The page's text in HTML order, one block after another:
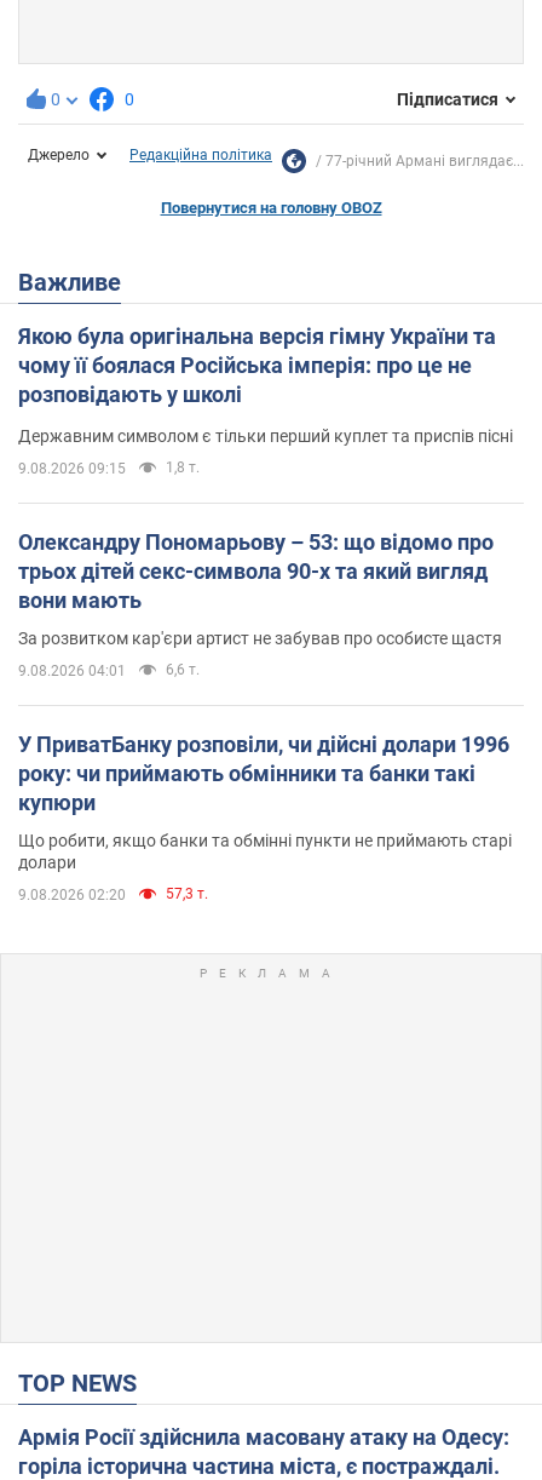
0 0 Підписатися
Джерело Редакційна політика 77-річний Армані виглядає...
Повернутися на головну OBOZ
Важливе
Якою була оригінальна версія гімну України та
чому її боялася Російська імперія: про це не
розповідають у школі
Державним символом є тільки перший куплет та приспів пісні
9.08.2026 09:15 1,8 т.
Олександру Пономарьову – 53: що відомо про
трьох дітей секс-символа 90-х та який вигляд
вони мають
За розвитком кар'єри артист не забував про особисте щастя
9.08.2026 04:01 6,6 т.
У ПриватБанку розповіли, чи дійсні долари 1996
року: чи приймають обмінники та банки такі
купюри
Що робити, якщо банки та обмінні пункти не приймають старі
долари
9.08.2026 02:20 57,3 т.
TOP NEWS
Армія Росії здійснила масовану атаку на Одесу:
горіла історична частина міста, є постраждалі.